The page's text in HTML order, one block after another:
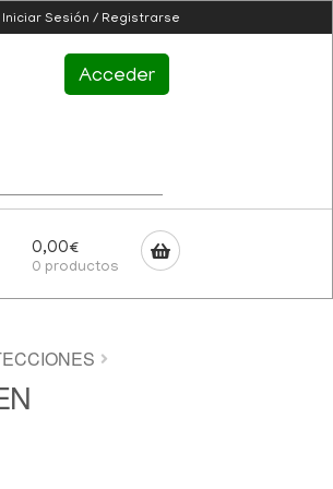
Iniciar Sesión / Registrarse
Acceder
0,00€
0 productos